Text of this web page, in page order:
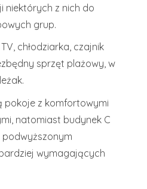
niektórych z nich do
grup.
chłodziarka, czajnik
sprzęt plażowy, w
pokoje z komfortowymi
natomiast budynek C
wymagających